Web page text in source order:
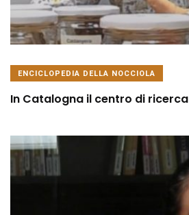
ENCICLOPEDIA DELLA NOCCIOLA
In Catalogna il centro di